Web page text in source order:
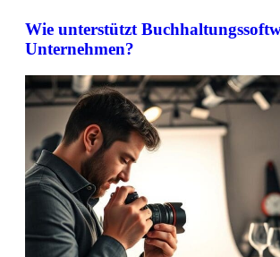
Wie unterstützt
Unternehmen?